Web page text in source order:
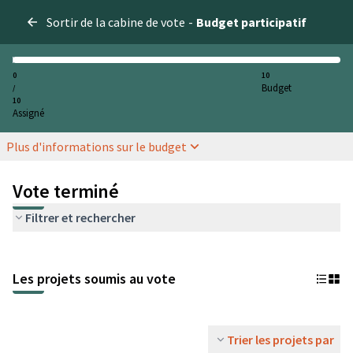
Sortir de la cabine de vote - Budget participatif
0
/
10
Assigné
10
Budget
Plus d'informations sur le budget
Vote terminé
Filtrer et rechercher
Les projets soumis au vote
Trier les projets par